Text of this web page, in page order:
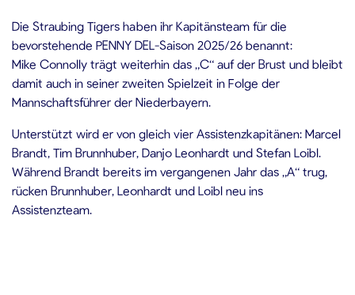
Die Straubing Tigers haben ihr Kapitänsteam für die
bevorstehende PENNY DEL-Saison 2025/26 benannt:
Mike Connolly trägt weiterhin das „C“ auf der Brust und bleibt
damit auch in seiner zweiten Spielzeit in Folge der
Mannschaftsführer der Niederbayern.
Unterstützt wird er von gleich vier Assistenzkapitänen: Marcel
Brandt, Tim Brunnhuber, Danjo Leonhardt und Stefan Loibl.
Während Brandt bereits im vergangenen Jahr das „A“ trug,
rücken Brunnhuber, Leonhardt und Loibl neu ins
Assistenzteam.